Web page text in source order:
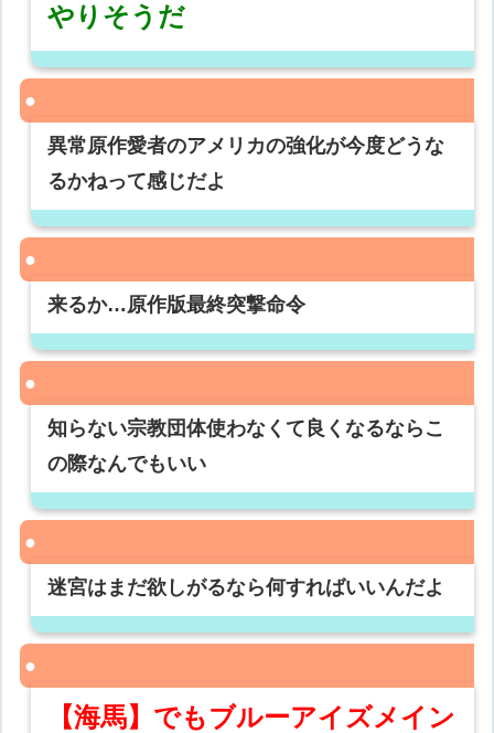
やりそうだ
異常原作愛者のアメリカの強化が今度どうな
るかねって感じだよ
来るか…原作版最終突撃命令
知らない宗教団体使わなくて良くなるならこ
の際なんでもいい
迷宮はまだ欲しがるなら何すればいいんだよ
【海馬】でもブルーアイズメイン